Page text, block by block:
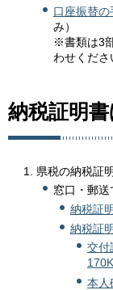
口座振替の
み）
※書類は3
わせくださ
納税証明
県税の納税証
窓口・郵
納税証
納税証
交付
本人